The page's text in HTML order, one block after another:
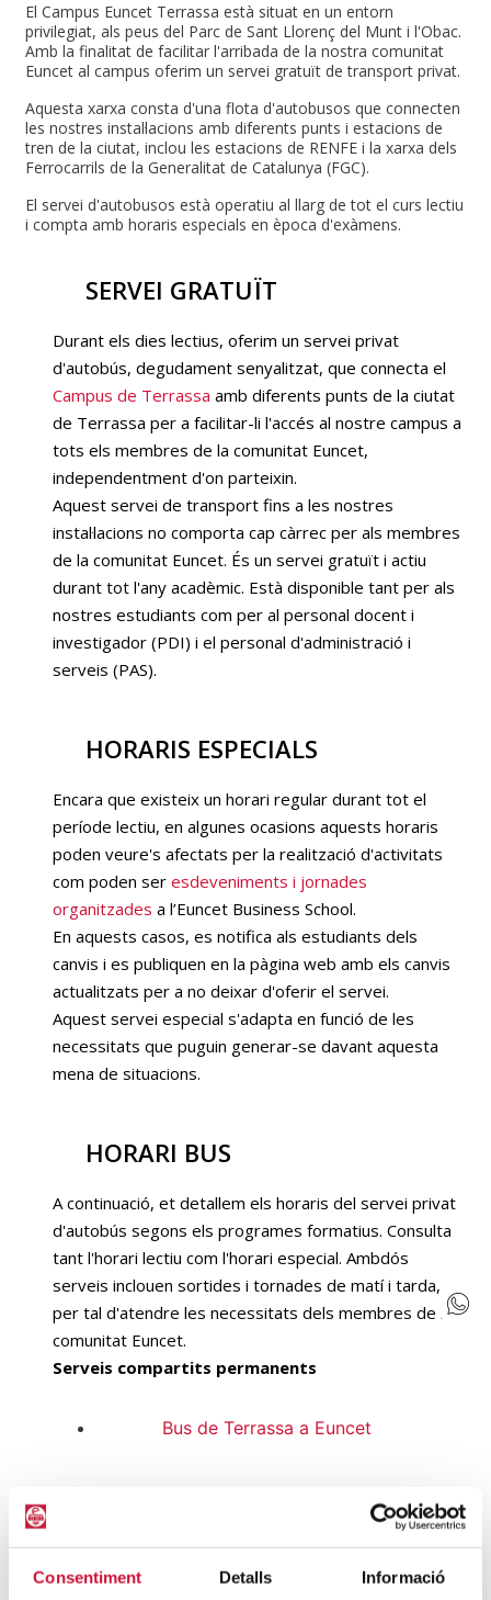
Consentiment Detalls Informació
El Campus Euncet Terrassa està situat en un entorn
privilegiat, als peus del Parc de Sant Llorenç del Munt i l'Obac.
Amb la finalitat de facilitar l'arribada de la nostra comunitat
Euncet al campus oferim un servei gratuït de transport privat.
Aquesta xarxa consta d'una flota d'autobusos que connecten
les nostres instal·lacions amb diferents punts i estacions de
tren de la ciutat, inclou les estacions de RENFE i la xarxa dels
Ferrocarrils de la Generalitat de Catalunya (FGC).
El servei d'autobusos està operatiu al llarg de tot el curs lectiu
i compta amb horaris especials en època d'exàmens.
SERVEI GRATUÏT
Durant els dies lectius, oferim un servei privat
d'autobús, degudament senyalitzat, que connecta el
Campus de Terrassa amb diferents punts de la ciutat
de Terrassa per a facilitar-li l'accés al nostre campus a
tots els membres de la comunitat Euncet,
independentment d'on parteixin.
Aquest servei de transport fins a les nostres
instal·lacions no comporta cap càrrec per als membres
de la comunitat Euncet. És un servei gratuït i actiu
durant tot l'any acadèmic. Està disponible tant per als
nostres estudiants com per al personal docent i
investigador (PDI) i el personal d'administració i
serveis (PAS).
HORARIS ESPECIALS
Encara que existeix un horari regular durant tot el
període lectiu, en algunes ocasions aquests horaris
poden veure's afectats per la realització d'activitats
com poden ser esdeveniments i jornades
organitzades a l’Euncet Business School.
En aquests casos, es notifica als estudiants dels
canvis i es publiquen en la pàgina web amb els canvis
actualitzats per a no deixar d'oferir el servei.
Aquest servei especial s'adapta en funció de les
necessitats que puguin generar-se davant aquesta
mena de situacions.
HORARI BUS
A continuació, et detallem els horaris del servei privat
d'autobús segons els programes formatius. Consulta
tant l'horari lectiu com l'horari especial. Ambdós
serveis inclouen sortides i tornades de matí i tarda,
per tal d'atendre les necessitats dels membres de la
comunitat Euncet.
Serveis compartits permanents
Bus de Terrassa a Euncet
Bus de l'Euncet a Terrassa